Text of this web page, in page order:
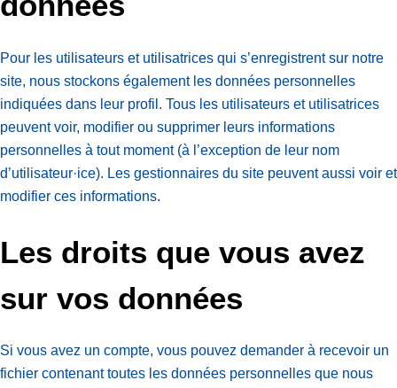
Pour les utilisateurs et utilisatrices qui s’enregistrent sur notre
site, nous stockons également les données personnelles
indiquées dans leur profil. Tous les utilisateurs et utilisatrices
peuvent voir, modifier ou supprimer leurs informations
personnelles à tout moment (à l’exception de leur nom
d’utilisateur·ice). Les gestionnaires du site peuvent aussi voir et
modifier ces informations.
Les droits que vous avez
sur vos données
Si vous avez un compte, vous pouvez demander à recevoir un
fichier contenant toutes les données personnelles que nous